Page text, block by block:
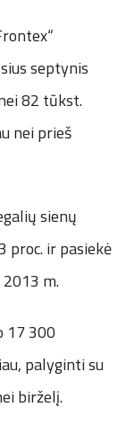
septynis
82 tūkst.
nei prieš
sienų
proc. ir pasiekė
m.
17 300
palyginti su
birželį.